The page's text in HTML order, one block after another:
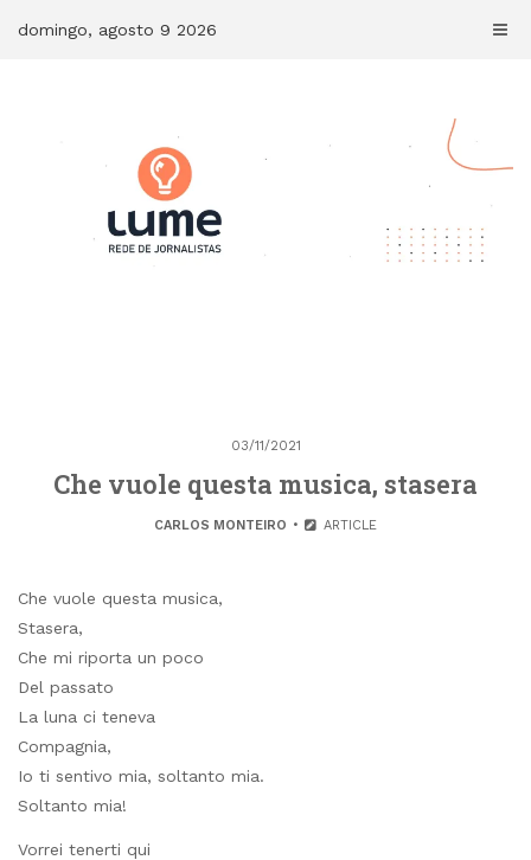
domingo, agosto 9 2026
03/11/2021
Che vuole questa musica, stasera
CARLOS MONTEIRO ARTICLE
Che vuole questa musica,
Stasera,
Che mi riporta un poco
Del passato
La luna ci teneva
Compagnia,
Io ti sentivo mia, soltanto mia.
Soltanto mia!
Vorrei tenerti qui